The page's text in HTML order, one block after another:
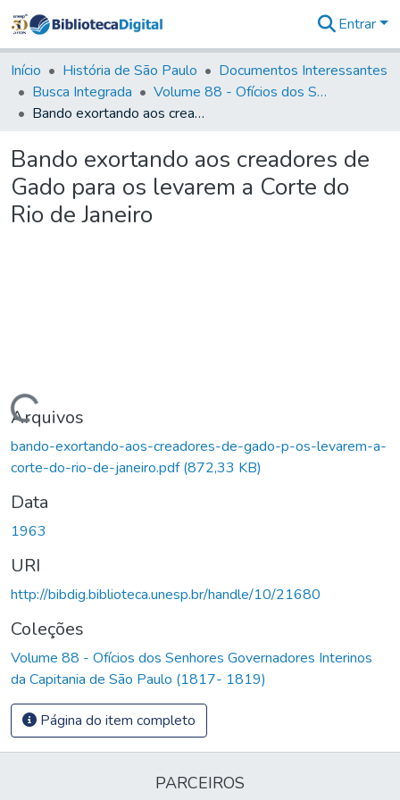
&
Coleções
Tudo na
Biblioteca
Estatísticas
Entrar
Início História de São Paulo
Documentos Interessantes
Busca Integrada
Volume 88 - Ofícios dos Senhores Governadores Interinos da Capitania de São Paulo (1817- 1819)
Bando exortando aos creadores de Gado para os levarem a Corte do Rio de Janeiro
Bando exortando aos creadores de
Gado para os levarem a Corte do
Rio de Janeiro
Carregando...
Arquivos
bando-exortando-aos-creadores-de-gado-p-os-levarem-a-
corte-do-rio-de-janeiro.pdf(872,33 KB)
Data
1963
URI
http://bibdig.biblioteca.unesp.br/handle/10/21680
Coleções
Volume 88 - Ofícios dos Senhores Governadores Interinos
da Capitania de São Paulo (1817- 1819)
Página do item completo
PARCEIROS